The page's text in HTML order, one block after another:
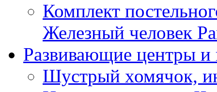
Комплект
Железный человек
Развивающие центры и
Шустрый хомячок,